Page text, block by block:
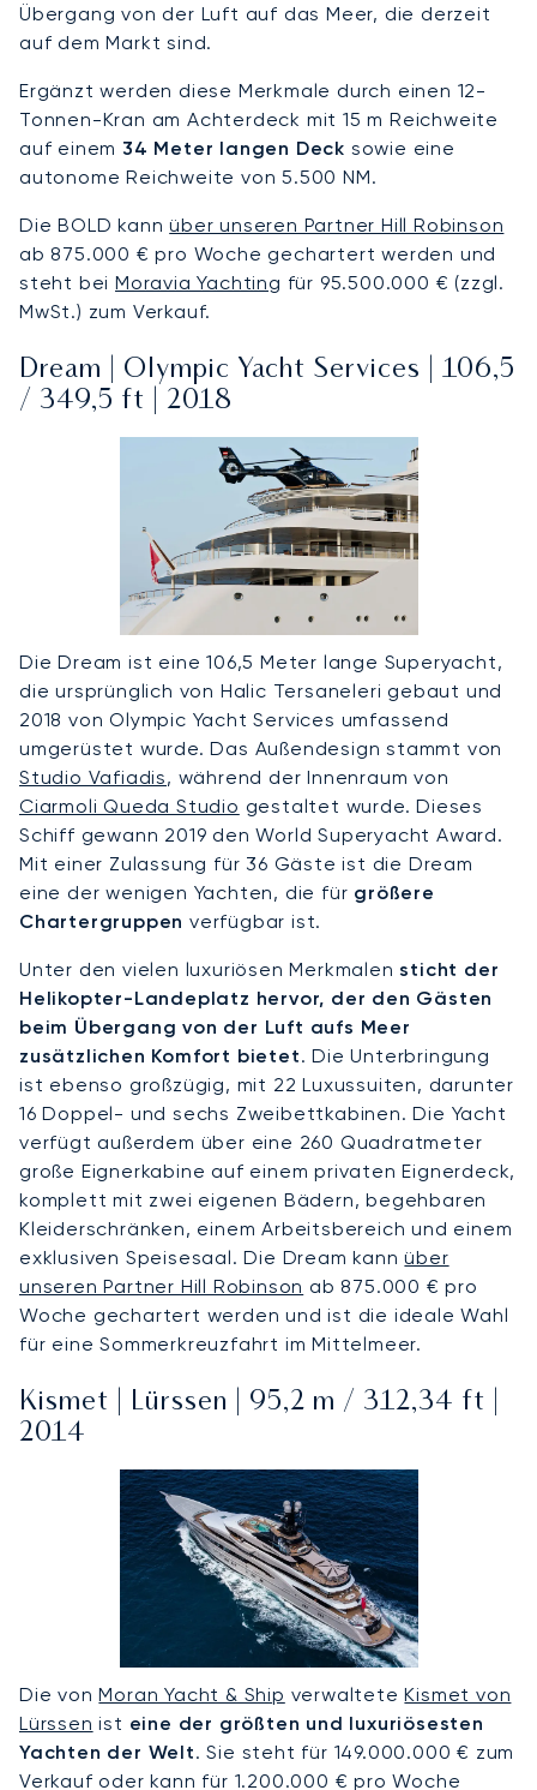
Übergang von der Luft auf das Meer, die derzeit
auf dem Markt sind.
Ergänzt werden diese Merkmale durch einen 12-
Tonnen-Kran am Achterdeck mit 15 m Reichweite
auf einem 34 Meter langen Deck sowie eine
autonome Reichweite von 5.500 NM.
Die BOLD kannüber unseren Partner Hill Robinson
ab 875.000 € pro Woche gechartert werden und
steht beiMoravia Yachting für 95.500.000 € (zzgl.
MwSt.) zum Verkauf.
Dream | Olympic Yacht Services | 106,5
/ 349,5 ft | 2018
Die Dream ist eine 106,5 Meter lange Superyacht,
die ursprünglich von Halic Tersaneleri gebaut und
2018 von Olympic Yacht Services umfassend
umgerüstet wurde. Das Außendesign stammt von
Studio Vafiadis, während der Innenraum von
Ciarmoli Queda Studio gestaltet wurde. Dieses
Schiff gewann 2019 den World Superyacht Award.
Mit einer Zulassung für 36 Gäste ist die Dream
eine der wenigen Yachten, die für größere
Chartergruppen verfügbar ist.
Unter den vielen luxuriösen Merkmalensticht der
Helikopter-Landeplatz hervor, der den Gästen
beim Übergang von der Luft aufs Meer
zusätzlichen Komfort bietet. Die Unterbringung
ist ebenso großzügig, mit 22 Luxussuiten, darunter
16 Doppel- und sechs Zweibettkabinen. Die Yacht
verfügt außerdem über eine 260 Quadratmeter
große Eignerkabine auf einem privaten Eignerdeck,
komplett mit zwei eigenen Bädern, begehbaren
Kleiderschränken, einem Arbeitsbereich und einem
exklusiven Speisesaal. Die Dream kannüber
unseren Partner Hill Robinson ab 875.000 € pro
Woche gechartert werden und ist die ideale Wahl
für eine Sommerkreuzfahrt im Mittelmeer.
Kismet | Lürssen | 95,2 m / 312,34 ft |
2014
Die vonMoran Yacht & Ship verwalteteKismet von
Lürssen ist eine der größten und luxuriösesten
Yachten der Welt. Sie steht für 149.000.000 € zum
Verkauf oder kann für 1.200.000 € pro Woche